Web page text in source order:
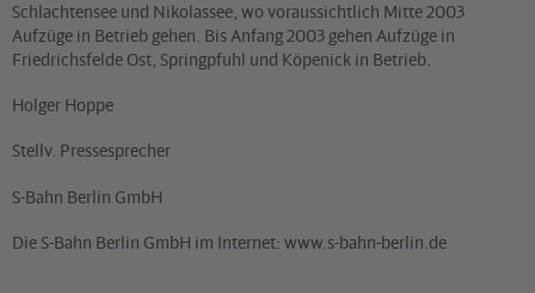
Schlachtensee und Nikolassee, wo voraussichtlich Mitte 2003
Aufzüge in Betrieb gehen. Bis Anfang 2003 gehen Aufzüge in
Friedrichsfelde Ost, Springpfuhl und Köpenick in Betrieb.
Holger Hoppe
Stellv. Pressesprecher
S-Bahn Berlin GmbH
Die S-Bahn Berlin GmbH im Internet: www.s-bahn-berlin.de